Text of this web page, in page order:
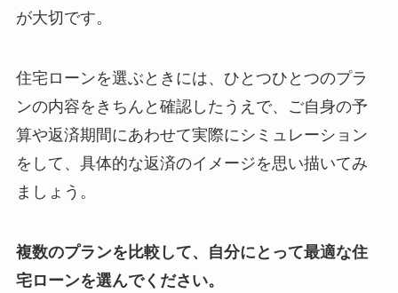
が大切です。
住宅ローンを選ぶときには、ひとつひとつのプラ
ンの内容をきちんと確認したうえで、ご自身の予
算や返済期間にあわせて実際にシミュレーション
をして、具体的な返済のイメージを思い描いてみ
ましょう。
複数のプランを比較して、自分にとって最適な住
宅ローンを選んでください。